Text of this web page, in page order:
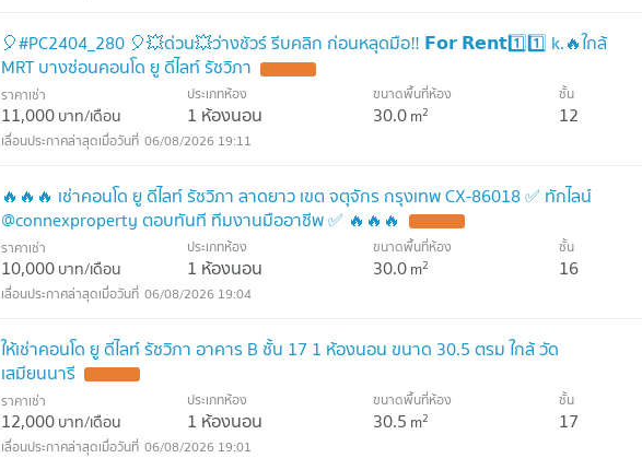
🎈#PC2404_280 🎈💥ด่วน💥ว่างชัวร์ รีบคลิก ก่อนหลุดมือ‼️ 𝗙𝗼𝗿 𝗥𝗲𝗻𝘁1️⃣1️⃣ k.🔥ใกล้
MRT บางซ่อนคอนโด ยู ดีไลท์ รัชวิภา
ราคาเช่า
11,000บาท/เดือน
ประเภทห้อง
1 ห้องนอน
ขนาดพื้นที่ห้อง
30.0m2
ชั้น
12
06/08/2026 19:11
🔥🔥🔥 เช่าคอนโด ยู ดีไลท์ รัชวิภา ลาดยาว เขต จตุจักร กรุงเทพ CX-86018 ✅ ทักไลน์
@connexproperty ตอบทันที ทีมงานมืออาชีพ ✅ 🔥🔥🔥
ราคาเช่า
10,000บาท/เดือน
ประเภทห้อง
1 ห้องนอน
ขนาดพื้นที่ห้อง
30.0m2
ชั้น
16
06/08/2026 19:04
ให้เช่าคอนโด ยู ดีไลท์ รัชวิภา อาคาร B ชั้น 17 1 ห้องนอน ขนาด 30.5 ตรม ใกล้ วัด
เสมียนนารี
ราคาเช่า
12,000บาท/เดือน
ประเภทห้อง
1 ห้องนอน
ขนาดพื้นที่ห้อง
30.5 m2
ชั้น
17
06/08/2026 19:01